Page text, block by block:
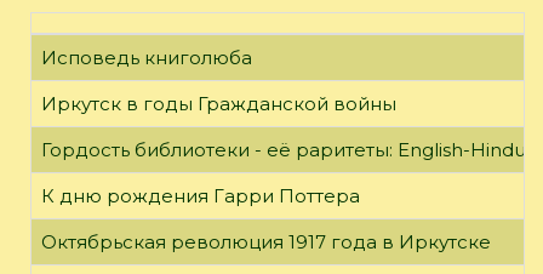
Исповедь книголюба
Иркутск в годы Гражданской войны
Гордость библиотеки - её раритеты: English-
К дню рождения Гарри Поттера
Октябрьская революция 1917 года в Иркутске